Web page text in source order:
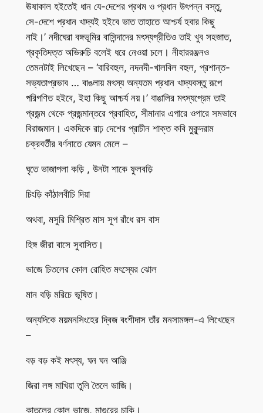
ঊষাকাল হইতেই ধান যে-দেশের প্রথম ও প্রধান উৎপন্ন বস্তু,
সে-দেশে প্রধান খাদ্যই হইবে ভাত তাহাতে আশ্চর্য হবার কিছু
নাই।’ নদীঘেরা বঙ্গভূমির বাসিন্দাদের মৎস্যপ্রীতিও তাই খুব সহজাত,
প্রকৃতিদত্ত অভিরুচি বলেই ধরে নেওয়া চলে। নীহাররঞ্জনও
তেমনটাই লিখেছেন – ‘বারিবহুল, নদনদী-খালবিল বহুল, প্রশান্ত-
সভ্যতাপ্রভাব … বাঙলায় মৎস্য অন্যতম প্রধান খাদ্যবস্তু রূপে
পরিগণিত হইবে, ইহা কিছু আশ্চর্য নয়।’ বাঙালির মৎস্যপ্রেম তাই
প্রজন্ম থেকে প্রজন্মান্তরে প্রবাহিত, সীমানার এপারে ওপারে সমভাবে
বিরাজমান। একদিকে রাঢ় দেশের প্রাচীন শাক্ত কবি মুকুন্দরাম
চক্রবর্তীর বর্ণনাতে যেমন মেলে –
ঘৃতে ভাজাপলা কড়ি , উনটা শাকে ফুলবড়ি
চিংড়ি কাঁঠালবীচি দিয়া
অথবা, মসুরি মিশ্রিত মাস সূপ রাঁধে রস বাস
হিঙ্গ জীরা বাসে সুবাসিত।
ভাজে চিতলের কোল রোহিত মৎস্যের ঝোল
মান বড়ি মরিচে ভূষিত।
অন্যদিকে ময়মনসিংহের দ্বিজ বংশীদাস তাঁর মনসামঙ্গল-এ লিখেছেন
–
বড় বড় কই মৎস্য, ঘন ঘন আঞ্জি
জিরা লঙ্গ মাখিয়া তুলি তৈলে ভাজি।
কাতলের কোল ভাজে, মাগুরের চাকি।